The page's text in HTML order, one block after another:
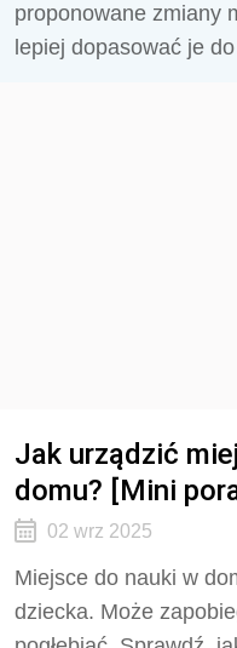
proponowane zmiany
lepiej dopasować je
Jak urządzić
domu? [Mini
02 wrz 2025
Miejsce do nauki w
dziecka. Może